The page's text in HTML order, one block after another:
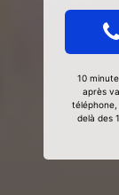
10
après
delà des